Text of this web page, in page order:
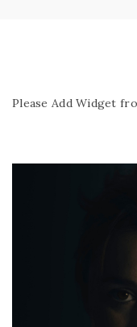
Please Add Widget